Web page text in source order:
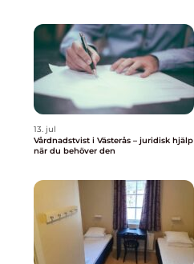
13. jul
Vårdnadstvist i Västerås – juridisk hjälp
när du behöver den